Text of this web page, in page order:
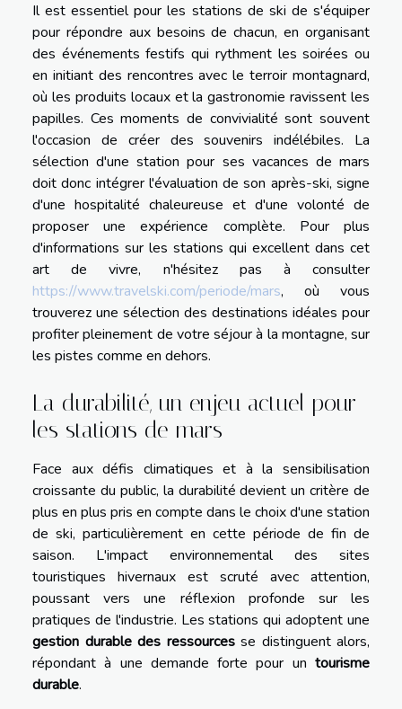
Il est essentiel pour les stations de ski de s'équiper
pour répondre aux besoins de chacun, en organisant
des événements festifs qui rythment les soirées ou
en initiant des rencontres avec le terroir montagnard,
où les produits locaux et la gastronomie ravissent les
papilles. Ces moments de convivialité sont souvent
l'occasion de créer des souvenirs indélébiles. La
sélection d'une station pour ses vacances de mars
doit donc intégrer l'évaluation de son après-ski, signe
d'une hospitalité chaleureuse et d'une volonté de
proposer une expérience complète. Pour plus
d'informations sur les stations qui excellent dans cet
art de vivre, n'hésitez pas à consulter
https://www.travelski.com/periode/mars, où vous
trouverez une sélection des destinations idéales pour
profiter pleinement de votre séjour à la montagne, sur
les pistes comme en dehors.
La durabilité, un enjeu actuel pour
les stations de mars
Face aux défis climatiques et à la sensibilisation
croissante du public, la durabilité devient un critère de
plus en plus pris en compte dans le choix d'une station
de ski, particulièrement en cette période de fin de
saison. L'impact environnemental des sites
touristiques hivernaux est scruté avec attention,
poussant vers une réflexion profonde sur les
pratiques de l'industrie. Les stations qui adoptent une
gestion durable des ressourcesse distinguent alors,
répondant à une demande forte pour un tourisme
durable.